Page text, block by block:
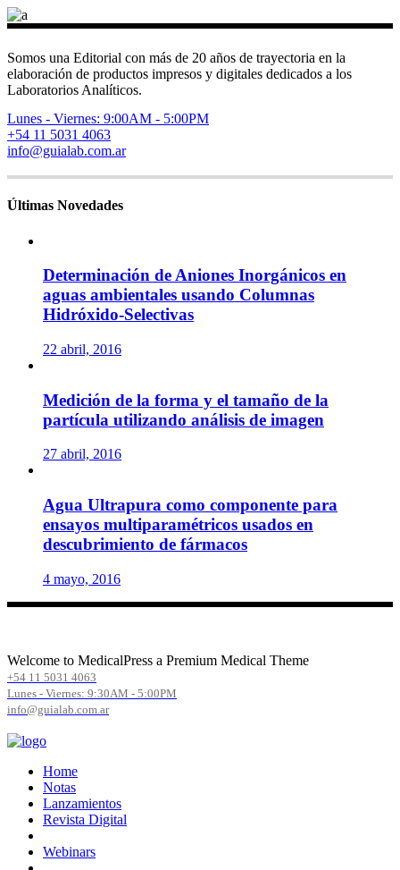
Somos una Editorial con más de 20 años de trayectoria en la
elaboración de productos impresos y digitales dedicados a los
Laboratorios Analíticos.
Lunes - Viernes: 9:00AM - 5:00PM
+54 11 5031 4063
info@guialab.com.ar
Últimas Novedades
Determinación de Aniones Inorgánicos en
aguas ambientales usando Columnas
Hidróxido-Selectivas
22 abril, 2016
Medición de la forma y el tamaño de la
partícula utilizando análisis de imagen
27 abril, 2016
Agua Ultrapura como componente para
ensayos multiparamétricos usados en
descubrimiento de fármacos
4 mayo, 2016
Welcome to MedicalPress a Premium Medical Theme
+54 11 5031 4063
Lunes - Viernes: 9:30AM - 5:00PM
info@guialab.com.ar
Home
Notas
Lanzamientos
Revista Digital
Webinars